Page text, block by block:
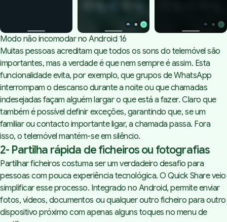
Modo não incomodar no Android 16
Muitas pessoas acreditam que todos os sons do telemóvel são
importantes, mas a verdade é que nem sempre é assim. Esta
funcionalidade evita, por exemplo, que grupos de WhatsApp
interrompam o descanso durante a noite ou que chamadas
indesejadas façam alguém largar o que está a fazer. Claro que
também é possível definir exceções, garantindo que, se um
familiar ou contacto importante ligar, a chamada passa. Fora
isso, o telemóvel mantém-se em silêncio.
2- Partilha rápida de ficheiros ou fotografias
Partilhar ficheiros costuma ser um verdadeiro desafio para
pessoas com pouca experiência tecnológica. O Quick Share veio
simplificar esse processo. Integrado no Android, permite enviar
fotos, vídeos, documentos ou qualquer outro ficheiro para outro
dispositivo próximo com apenas alguns toques no menu de